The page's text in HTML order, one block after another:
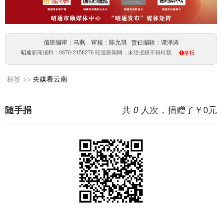
值班编审：马燕 审核：陈允琪 责任编辑：谭泽涛
昭通新闻报料：0870-2158276 昭通新闻网，未经授权不得转载 举报
标签 >> 央媒看云南
共 0 人次，捐赠了￥0元
随手捐